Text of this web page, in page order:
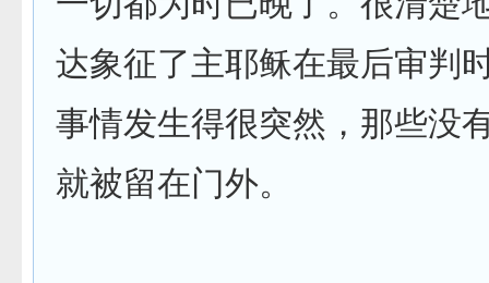
达象征了主耶稣在最后审判
事情发生得很突然，那些没
就被留在门外。